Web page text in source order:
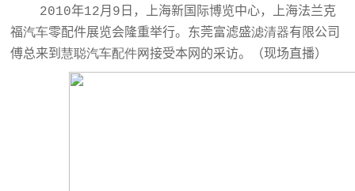
2010年12月 9 日 ，上海新国际博览中心，上海法兰克
福汽车零配件展览会隆重举行。东莞富滤盛滤清器有限公司
傅总来到慧聪汽车配件网接受本网的采访。（现场直播）